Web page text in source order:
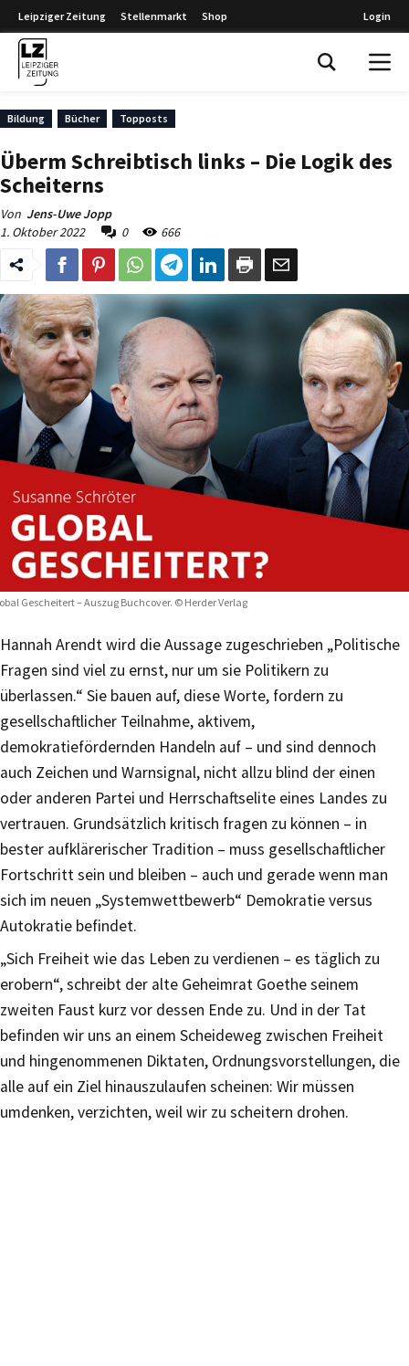
Leipziger Zeitung Stellenmarkt Shop Login
Bildung Bücher Topposts
Überm Schreibtisch links – Die Logik des
Scheiterns
Von Jens-Uwe Jopp
1. Oktober 2022
0 666
Gescheitert – Auszug Buchcover. © Herder Verlag
Hannah Arendt wird die Aussage zugeschrieben „Politische
Fragen sind viel zu ernst, nur um sie Politikern zu
überlassen.“ Sie bauen auf, diese Worte, fordern zu
gesellschaftlicher Teilnahme, aktivem,
demokratiefördernden Handeln auf – und sind dennoch
auch Zeichen und Warnsignal, nicht allzu blind der einen
oder anderen Partei und Herrschaftselite eines Landes zu
vertrauen. Grundsätzlich kritisch fragen zu können – in
bester aufklärerischer Tradition – muss gesellschaftlicher
Fortschritt sein und bleiben – auch und gerade wenn man
sich im neuen „Systemwettbewerb“ Demokratie versus
Autokratie befindet.
„Sich Freiheit wie das Leben zu verdienen – es täglich zu
erobern“, schreibt der alte Geheimrat Goethe seinem
zweiten Faust kurz vor dessen Ende zu. Und in der Tat
befinden wir uns an einem Scheideweg zwischen Freiheit
und hingenommenen Diktaten, Ordnungsvorstellungen, die
alle auf ein Ziel hinauszulaufen scheinen: Wir müssen
umdenken, verzichten, weil wir zu scheitern drohen.